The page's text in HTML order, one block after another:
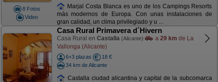
8 Fotos
Video
Marjal Costa Blanca es uno de los Campings Resorts
más modernos de Europa. Con unas instalaciones de
gran calidad, un clima privilegiado y u ...
Casa Rural Primavera d´Hivern
Casa Rural en Castalla (Alicante) a 29 km de La
Vallonga (Alicante)
6+3 plazas
18 €
34 km de Alicante
Castalla ciudad alicantina y capital de la subcomarca